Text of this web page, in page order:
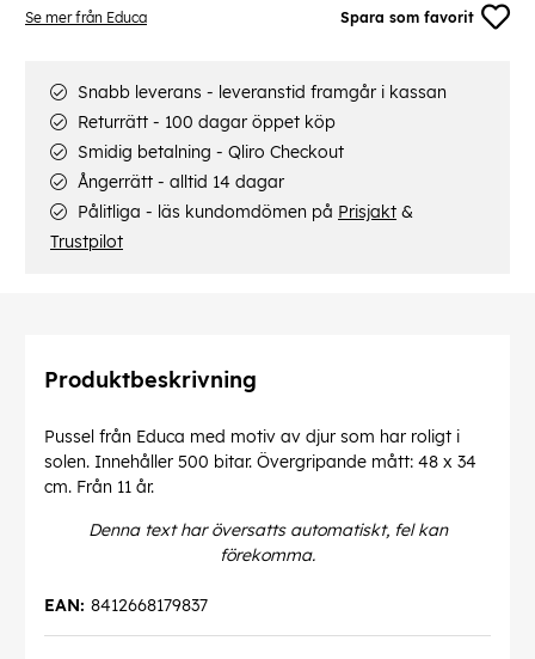
Se mer från Educa Spara som favorit
Snabb leverans - leveranstid framgår i kassan
Returrätt - 100 dagar öppet köp
Smidig betalning - Qliro Checkout
Ångerrätt - alltid 14 dagar
Pålitliga - läs kundomdömen på Prisjakt &
Trustpilot
Produktbeskrivning
Pussel från Educa med motiv av djur som har roligt i
solen. Innehåller 500 bitar. Övergripande mått: 48 x 34
cm. Från 11 år.
Denna text har översatts automatiskt, fel kan
förekomma.
8412668179837
EAN: